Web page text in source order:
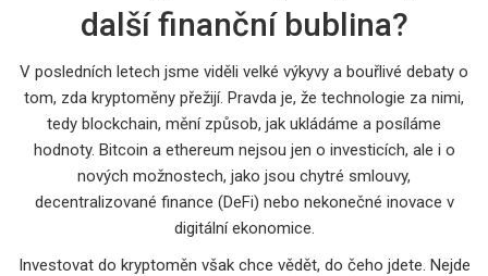
další finanční bublina?
V posledních letech jsme viděli velké výkyvy a bouřlivé debaty o
tom, zda kryptoměny přežijí. Pravda je, že technologie za nimi,
tedy blockchain, mění způsob, jak ukládáme a posíláme
hodnoty. Bitcoin a ethereum nejsou jen o investicích, ale i o
nových možnostech, jako jsou chytré smlouvy,
decentralizované finance (DeFi) nebo nekonečné inovace v
digitální ekonomice.
Investovat do kryptoměn však chce vědět, do čeho jdete. Nejde